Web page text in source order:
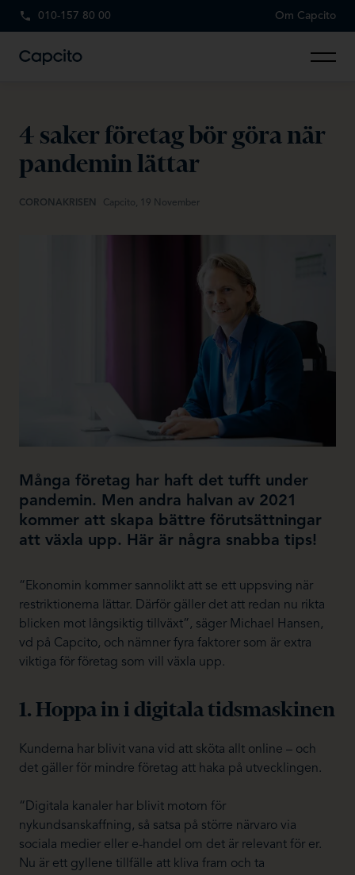
010-157 80 00 Om Capcito
4 saker företag bör göra när
pandemin lättar
CORONAKRISEN Capcito, 19 November
Många företag har haft det tufft under
pandemin. Men andra halvan av 2021
kommer att skapa bättre förutsättningar
att växla upp. Här är några snabba tips!
“Ekonomin kommer sannolikt att se ett uppsving när
restriktionerna lättar. Därför gäller det att redan nu rikta
blicken mot långsiktig tillväxt”, säger Michael Hansen,
vd på Capcito, och nämner fyra faktorer som är extra
viktiga för företag som vill växla upp.
1. Hoppa in i digitala tidsmaskinen
Kunderna har blivit vana vid att sköta allt online – och
det gäller för mindre företag att haka på utvecklingen.
“Digitala kanaler har blivit motorn för
nykundsanskaffning, så satsa på större närvaro via
sociala medier eller e-handel om det är relevant för er.
Nu är ett gyllene tillfälle att kliva fram och ta